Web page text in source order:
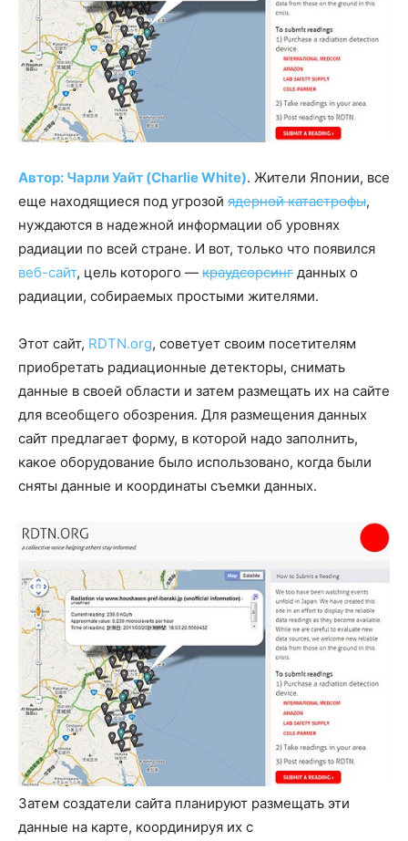
Автор: Чарли Уайт (Charlie White). Жители Японии, все
еще находящиеся под угрозой ядерной катастрофы,
нуждаются в надежной информации об уровнях
радиации по всей стране. И вот, только что появился
веб-сайт, цель которого — краудсорсинг данных о
радиации, собираемых простыми жителями.
Этот сайт, RDTN.org, советует своим посетителям
приобретать радиационные детекторы, снимать
данные в своей области и затем размещать их на сайте
для всеобщего обозрения. Для размещения данных
сайт предлагает форму, в которой надо заполнить,
какое оборудование было использовано, когда были
сняты данные и координаты съемки данных.
Затем создатели сайта планируют размещать эти
данные на карте, координируя их с